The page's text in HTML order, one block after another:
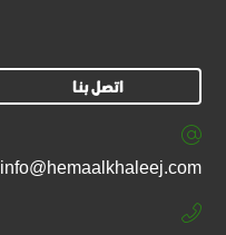
اتصل بنا
info@hemaalkhaleej.com